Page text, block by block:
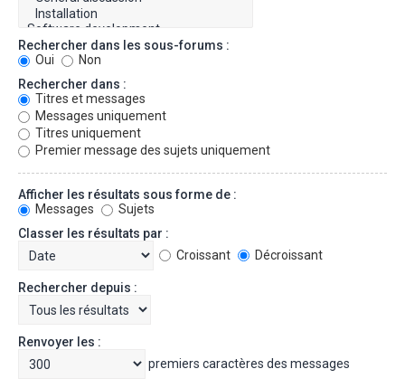
Rechercher dans les sous-forums :
Oui
Non
Rechercher dans :
Titres et messages
Messages uniquement
Titres uniquement
Premier message des sujets uniquement
Afficher les résultats sous forme de :
Messages
Sujets
Classer les résultats par :
Croissant
Décroissant
Rechercher depuis :
Renvoyer les :
premiers caractères des messages